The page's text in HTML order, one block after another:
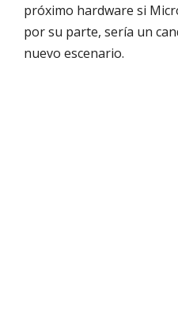
próximo hardware si
por su parte, sería un
nuevo escenario.